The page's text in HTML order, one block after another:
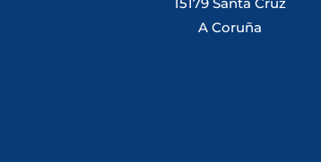
A Coruña